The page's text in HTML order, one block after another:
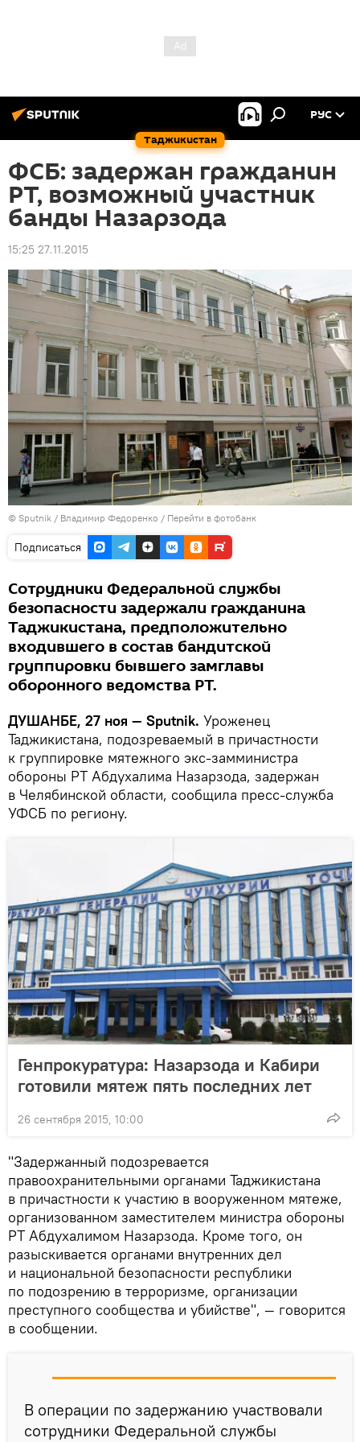
Таджикистан
РУС
ФСБ: задержан гражданин
РТ, возможный участник
банды Назарзода
15:25 27.11.2015
© Sputnik / Владимир Федоренко / Перейти в фотобанк
Подписаться
Сотрудники Федеральной службы
безопасности задержали гражданина
Таджикистана, предположительно
входившего в состав бандитской
группировки бывшего замглавы
оборонного ведомства РТ.
ДУШАНБЕ, 27 ноя — Sputnik. Уроженец
Таджикистана, подозреваемый в причастности
к группировке мятежного экс-замминистра
обороны РТ Абдухалима Назарзода, задержан
в Челябинской области, сообщила пресс-служба
УФСБ по региону.
Генпрокуратура: Назарзода и Кабири
готовили мятеж пять последних лет
26 сентября 2015, 10:00
"Задержанный подозревается
правоохранительными органами Таджикистана
в причастности к участию в вооруженном мятеже,
организованном заместителем министра обороны
РТ Абдухалимом Назарзода. Кроме того, он
разыскивается органами внутренних дел
и национальной безопасности республики
по подозрению в терроризме, организации
преступного сообщества и убийстве", — говорится
в сообщении.
В операции по задержанию участвовали
сотрудники Федеральной службы